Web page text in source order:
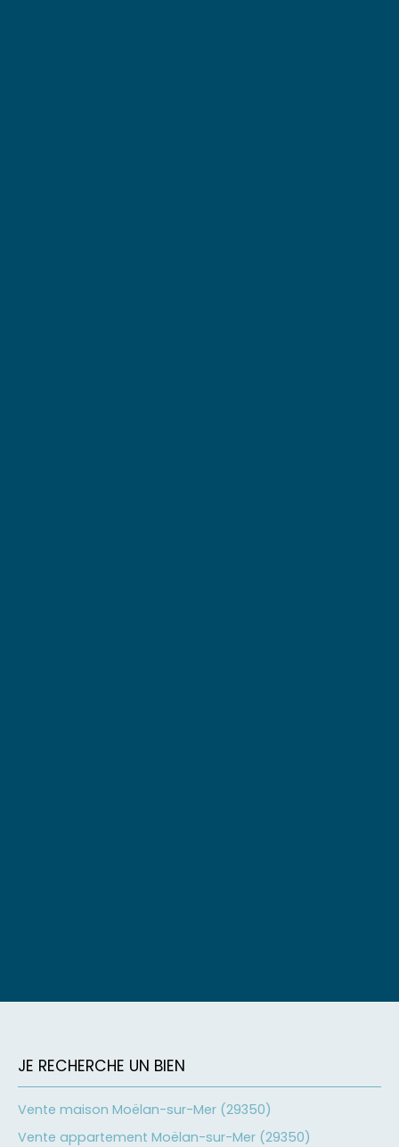
JE RECHERCHE UN BIEN
Vente maison Moëlan-sur-Mer (29350)
Vente appartement Moëlan-sur-Mer (29350)